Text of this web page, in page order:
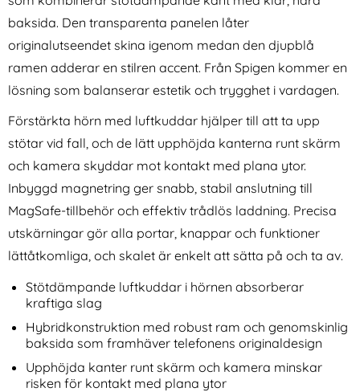
Vattentät IP68 Svart
Spigen iPhone 17 Pro Skal
MagSafe Classic LS Stone
Art. nr 247355
rea pris
236 krtidigare pris
236 kr
Tillgänglighet:
I lager
Köp
iPhone 17 Pro Skal MagSafe Classic LS Stone
Spigen iPhone 17 Pro Skal
MagSafe Thin Fit Gunmetal
Art. nr 242005
rea pris
224 krtidigare pris
224 kr
Tillgänglighet:
I lager
Spigen iPhone 17 Pro Skal
baksida. Den transparenta panelen låter
originalutseendet skina igenom medan den djupblå
ramen adderar en stilren accent. Från Spigen kommer en
lösning som balanserar estetik och trygghet i vardagen.
Förstärkta hörn med luftkuddar hjälper till att ta upp
stötar vid fall, och de lätt upphöjda kanterna runt skärm
och kamera skyddar mot kontakt med plana ytor.
Inbyggd magnetring ger snabb, stabil anslutning till
MagSafe-tillbehör och effektiv trådlös laddning. Precisa
utskärningar gör alla portar, knappar och funktioner
lättåtkomliga, och skalet är enkelt att sätta på och ta av.
Stötdämpande luftkuddar i hörnen absorberar
kraftiga slag
Hybridkonstruktion med robust ram och genomskinlig
baksida som framhäver telefonens originaldesign
Upphöjda kanter runt skärm och kamera minskar
risken för kontakt med plana ytor